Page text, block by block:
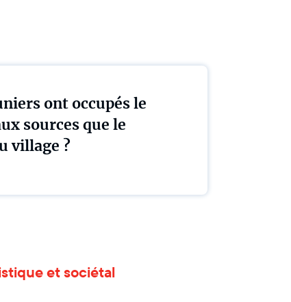
ont occupés le
sources que le
village ?
et sociétal